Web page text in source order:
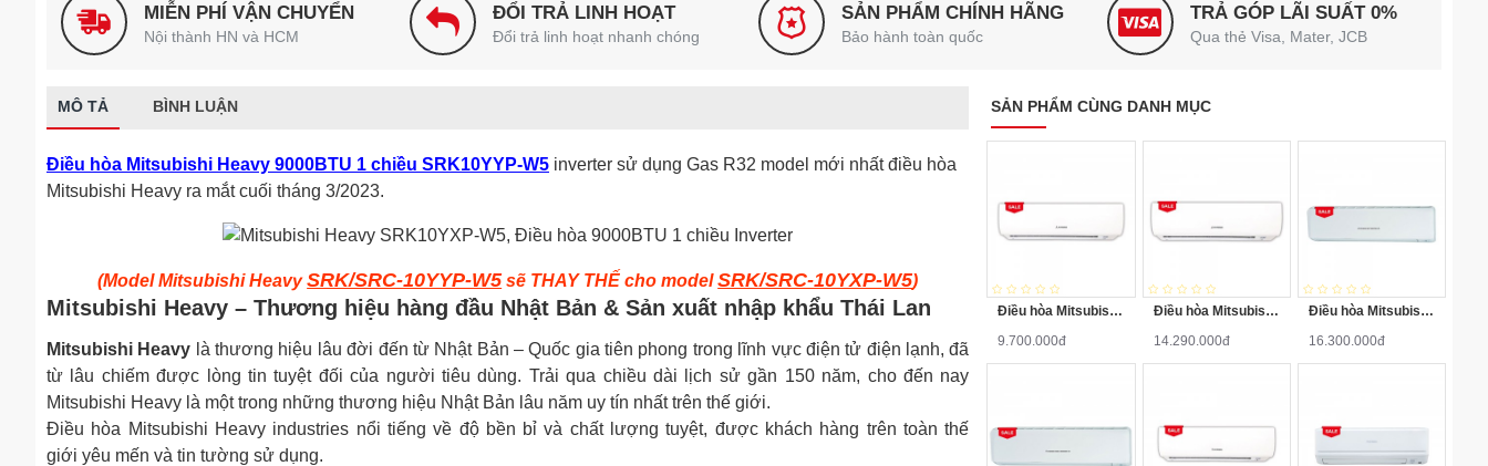
MIỄN PHÍ VẬN CHUYỂN
Nội thành HN và HCM
ĐỔI TRẢ LINH HOẠT
Đổi trả linh hoạt nhanh chóng
SẢN PHẨM CHÍNH HÃNG
Bảo hành toàn quốc
TRẢ GÓP LÃI SUẤT 0%
Qua thẻ Visa, Mater, JCB
MÔ TẢ BÌNH LUẬN
Điều hòa Mitsubishi Heavy 9000BTU 1 chiều SRK10YYP-W5 inverter sử dụng Gas R32 model mới nhất điều hòa
Mitsubishi Heavy ra mắt cuối tháng 3/2023.
(Model Mitsubishi HeavySRK/SRC-10YYP-W5sẽ THAY THẾ cho modelSRK/SRC-10YXP-W5)
Mitsubishi Heavy – Thương hiệu hàng đầu Nhật Bản & Sản xuất nhập khẩu Thái Lan
Mitsubishi Heavy là thương hiệu lâu đời đến từ Nhật Bản – Quốc gia tiên phong trong lĩnh vực điện tử điện lạnh, đã
từ lâu chiếm được lòng tin tuyệt đối của người tiêu dùng. Trải qua chiều dài lịch sử gần 150 năm, cho đến nay
Mitsubishi Heavy là một trong những thương hiệu Nhật Bản lâu năm uy tín nhất trên thế giới.
Điều hòa Mitsubishi Heavy industries nổi tiếng về độ bền bỉ và chất lượng tuyệt, được khách hàng trên toàn thế
giới yêu mến và tin tường sử dụng.
SẢN PHẨM CÙNG DANH MỤC
Điều hòa Mitsubishi Heavy 1 chiều 12000BTU SRK/SRC12CT-S5
9.700.000đ
Điều hòa Mitsubishi Heavy 1 chiều 18000BTU SRK/SRC18CS-S5
14.290.000đ
Điều hòa Mitsubishi Heavy 1 chiều 18000BTU SRK/SRC19CSS-S5
16.300.000đ